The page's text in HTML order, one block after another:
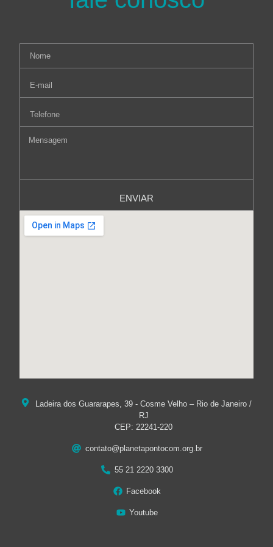
ENVIAR
Ladeira dos Guararapes, 39 - Cosme Velho – Rio de Janeiro /
RJ
CEP: 22241-220
contato@planetapontocom.org.br
55 21 2220 3300
Facebook
Youtube